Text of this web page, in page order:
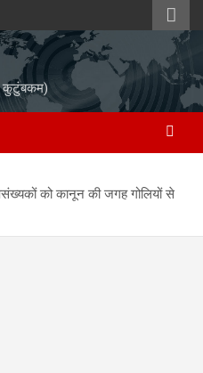
कुटुंबकम)
को कानून की जगह गोलियों से